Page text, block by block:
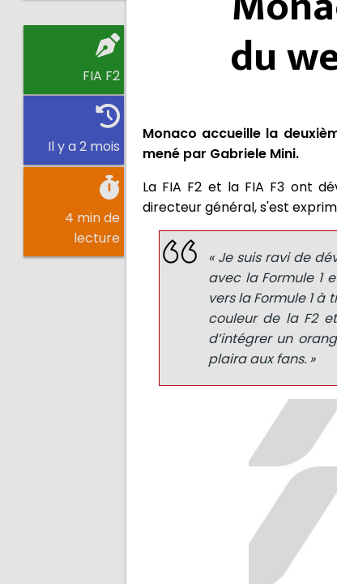
FIA F2
Il y a 2 mois
4 min de
lecture
du
Monaco accueille la
mené par Gabriele Mini.
La FIA F2 et la FIA F3 ont
directeur général, s'est
« Je suis ravi de
avec la Formule 1
vers la Formule 1
couleur de la F2
d’intégrer un
plaira aux fans. »